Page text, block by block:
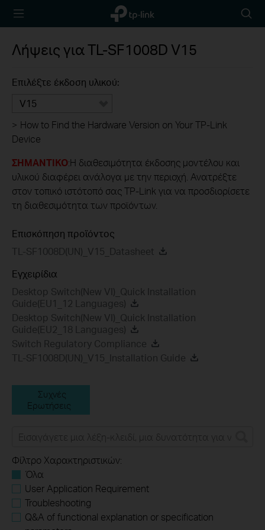
TP-Link,
Reliably
icon
Λήψεις γιαTL-SF1008D V15
Επιλέξτε έκδοση υλικού:
V15
> How to Find the Hardware Version on Your TP-Link
Device
ΣΗΜΑΝΤΙΚΟ:Η διαθεσιμότητα έκδοσης μοντέλου και
υλικού διαφέρει ανάλογα με την περιοχή. Ανατρέξτε
στον τοπικό ιστότοπό σας TP-Link για να προσδιορίσετε
τη διαθεσιμότητα των προϊόντων.
Επισκόπηση προϊόντος
TL-SF1008D(UN)_V15_Datasheet
Εγχειρίδια
Desktop Switch(New VI)_Quick Installation
Guide(EU1_12 Languages)
Desktop Switch(New VI)_Quick Installation
Guide(EU2_18 Languages)
Switch Regulatory Compliance
TL-SF1008D(UN)_V15_Installation Guide
Συχνές
Ερωτήσεις
Φίλτρο Χαρακτηριστικών:
Όλα
User Application Requirement
Troubleshooting
Q&A of functional explanation or specification